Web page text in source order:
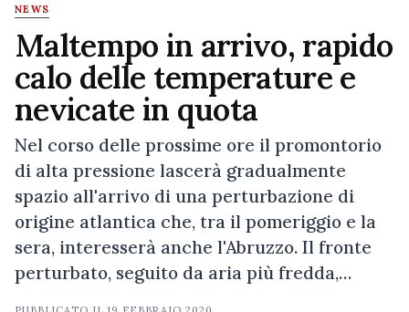
NEWS
Maltempo in arrivo, rapido
calo delle temperature e
nevicate in quota
Nel corso delle prossime ore il promontorio
di alta pressione lascerà gradualmente
spazio all'arrivo di una perturbazione di
origine atlantica che, tra il pomeriggio e la
sera, interesserà anche l'Abruzzo. Il fronte
perturbato, seguito da aria più fredda,…